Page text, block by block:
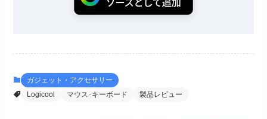
ガジェット・アクセサリー
Logicool
マウス･キーボード 製品レビュー